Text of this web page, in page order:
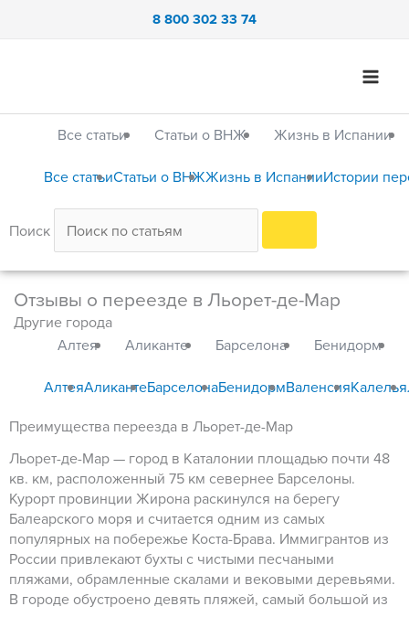
8 800 302 33 74
Все статьи Статьи о ВНЖ Жизнь в Испании
Все статьиСтатьи о ВНЖЖизнь в ИспанииИстории
Поиск
Отзывы о переезде в Льорет-де-Мар
Другие города
Алтея
Аликанте Барселона Бенидорм
АлтеяАликантеБарселонаБенидормВаленсияКалелья
Преимущества переезда в Льорет-де-Мар
Льорет-де-Мар — город в Каталонии площадью почти 48
кв. км, расположенный 75 км севернее Барселоны.
Курорт провинции Жирона раскинулся на берегу
Балеарского моря и считается одним из самых
популярных на побережье Коста-Брава. Иммигрантов из
России привлекают бухты с чистыми песчаными
пляжами, обрамленные скалами и вековыми деревьями.
В городе обустроено девять пляжей, самый большой из